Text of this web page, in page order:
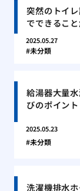
突然のトイ
でできるこ
2025.05.27
未分類
給湯器大量
びのポイント
2025.05.23
未分類
洗濯機排水